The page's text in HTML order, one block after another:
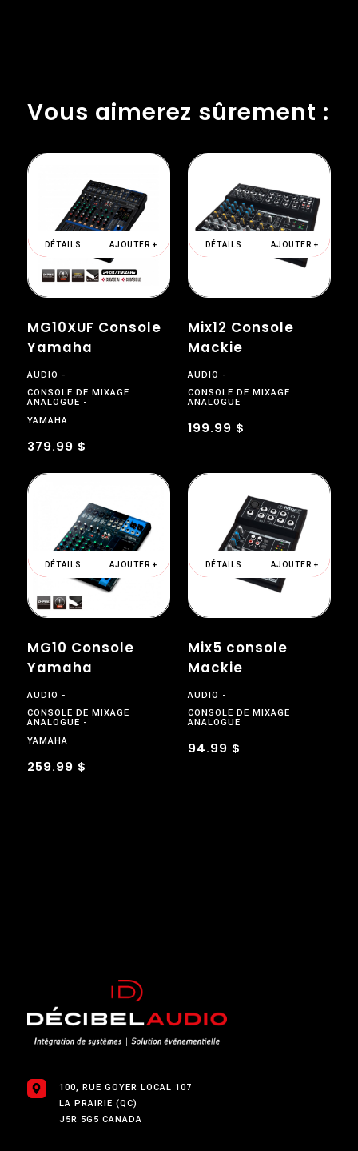
Vous aimerez sûrement :
DÉTAILS AJOUTER +
MG10XUF Console
Yamaha
AUDIO
CONSOLE DE MIXAGE
ANALOGUE
YAMAHA
379.99 $
DÉTAILS AJOUTER +
Mix12 Console
Mackie
AUDIO
CONSOLE DE MIXAGE
ANALOGUE
199.99 $
DÉTAILS AJOUTER +
MG10 Console
Yamaha
AUDIO
CONSOLE DE MIXAGE
ANALOGUE
YAMAHA
259.99 $
DÉTAILS AJOUTER +
Mix5 console
Mackie
AUDIO
CONSOLE DE MIXAGE
ANALOGUE
94.99 $
100, RUE GOYER LOCAL 107
LA PRAIRIE (QC)
J5R 5G5 CANADA